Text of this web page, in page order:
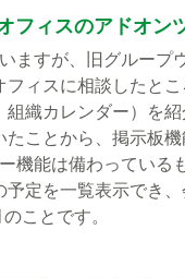
ィスのアドオン
ますが、旧グルー
ィスに相談したと
織カレンダー）を紹
ことから、掲示板
機能は備わってい
定を一覧表示でき
ことです。